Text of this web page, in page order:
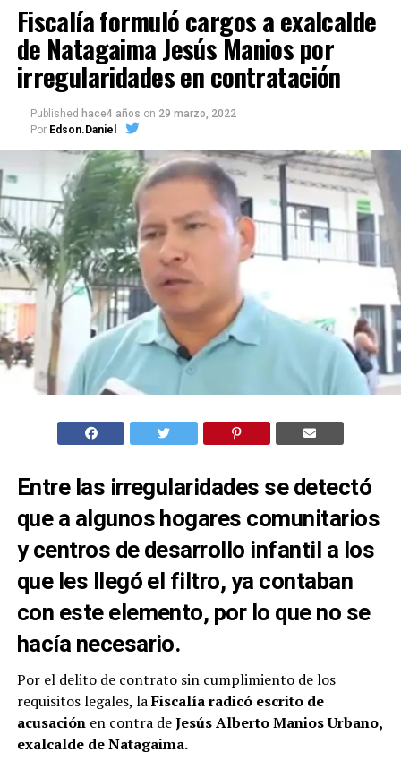
Fiscalía formuló cargos a exalcalde
de Natagaima Jesús Manios por
irregularidades en contratación
Published hace4 años on 29 marzo, 2022
Por Edson.Daniel
Entre las irregularidades se detectó
que a algunos hogares comunitarios
y centros de desarrollo infantil a los
que les llegó el filtro, ya contaban
con este elemento, por lo que no se
hacía necesario.
Por el delito de contrato sin cumplimiento de los
requisitos legales, laFiscalía radicó escrito de
acusaciónen contra deJesús Alberto Manios Urbano,
exalcalde de Natagaima.